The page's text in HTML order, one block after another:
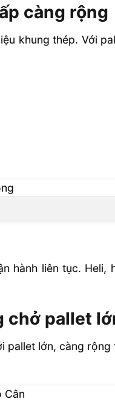
càng rộng
khung thép. Với
hành liên tục. Heli,
chở pallet
lớn, càng